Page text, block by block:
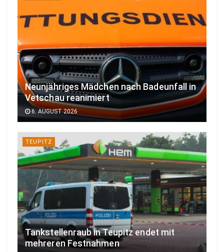
Neunjähriges Mädchen nach Badeunfall in
Vetschau reanimiert
6. AUGUST 2026
TEUPITZ
Tankstellenraub in Teupitz endet mit
mehreren Festnahmen